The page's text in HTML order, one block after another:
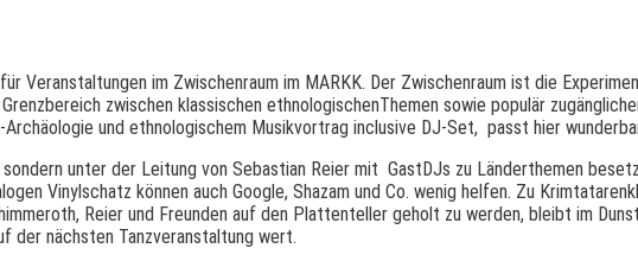
Veranstaltungen im Zwischenraum im MARKK. Der Zwischenraum ist die
zwischen klassischen ethnologischenThemen sowie populär
Archäologie und ethnologischem Musikvortrag inclusive DJ-Set, passt hier
unter der Leitung von Sebastian Reier mit GastDJs zu Länderthemen
Vinylschatz können auch Google, Shazam und Co. wenig helfen. Zu
Reier und Freunden auf den Plattenteller geholt zu werden, bleibt im
der nächsten Tanzveranstaltung wert.